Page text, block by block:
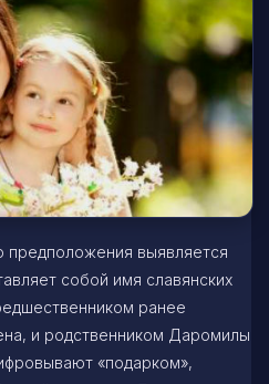
предположения выявляется
собой имя славянских
ранее
и родственником Даромилы
«подарком»,